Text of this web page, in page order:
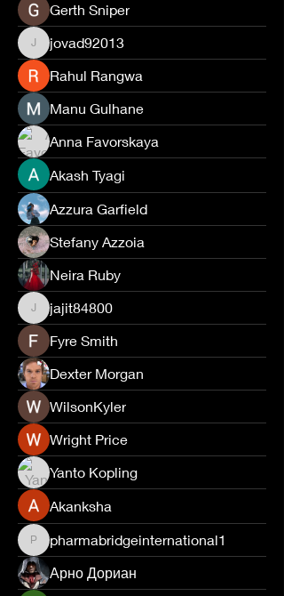
Gerth Sniper
jovad92013
jovad92013
Rahul Rangwa
Manu Gulhane
Anna Favorskaya
Akash Tyagi
Azzura Garfield
Stefany Azzoia
Neira Ruby
jajit84800
jajit84800
Fyre Smith
Dexter Morgan
WilsonKyler
Wright Price
Yanto Kopling
Akanksha
pharmabridgeinternational1
pharmabridgeinternational1
Арно Дориан